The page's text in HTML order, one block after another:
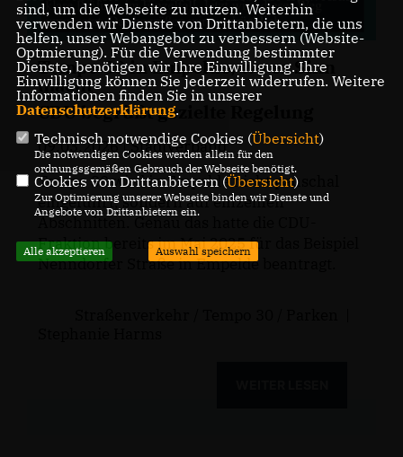
Tempo 30 in Empelde, wo es Sinn
macht
CDU begrüßt gezielte Regelung
09.03.2026| Stadtverband
Tempo 30 wird in Empelde nicht pauschal
eingeführt, sondern auf einzelnen
Abschnitten. Genau das hatte die CDU-
Fraktion bereits im Mai 2025 für das Beispiel
Nenndorfer Straße in Empelde beantragt.
sind, um die Webseite zu nutzen. Weiterhin
verwenden wir Dienste von Drittanbietern, die uns
helfen, unser Webangebot zu verbessern (Website-
Optmierung). Für die Verwendung bestimmter
Dienste, benötigen wir Ihre Einwilligung. Ihre
Einwilligung können Sie jederzeit widerrufen. Weitere
Informationen finden Sie in unserer
Datenschutzerklärung.
Technisch notwendige Cookies (Übersicht)
Die notwendigen Cookies werden allein für den
ordnungsgemäßen Gebrauch der Webseite benötigt.
Cookies von Drittanbietern (Übersicht)
Zur Optimierung unserer Webseite binden wir Dienste und
Angebote von Drittanbietern ein.
Alle akzeptieren Auswahl speichern